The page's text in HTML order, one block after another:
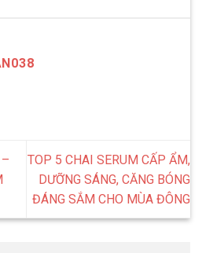
TOP 5 CHAI SERUM CẤP ẨM,
DƯỠNG SÁNG, CĂNG BÓNG
ĐÁNG SẮM CHO MÙA ĐÔNG